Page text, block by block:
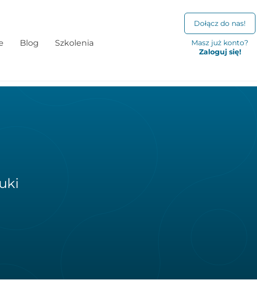
Blog Szkolenia
Dołącz do nas!
Masz już konto?
Zaloguj się!